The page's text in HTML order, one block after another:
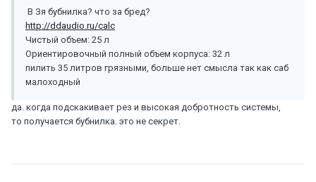
В Зя бубнилка? что за бред?
http://ddaudio.ru/calc
Чистый объем: 25 л
Ориентировочный полный объем корпуса: 32 л
пилить 35 литров грязными, больше нет смысла так как саб
малоходный
да. когда подскакивает рез и высокая добротность системы,
то получается бубнилка. это не секрет.